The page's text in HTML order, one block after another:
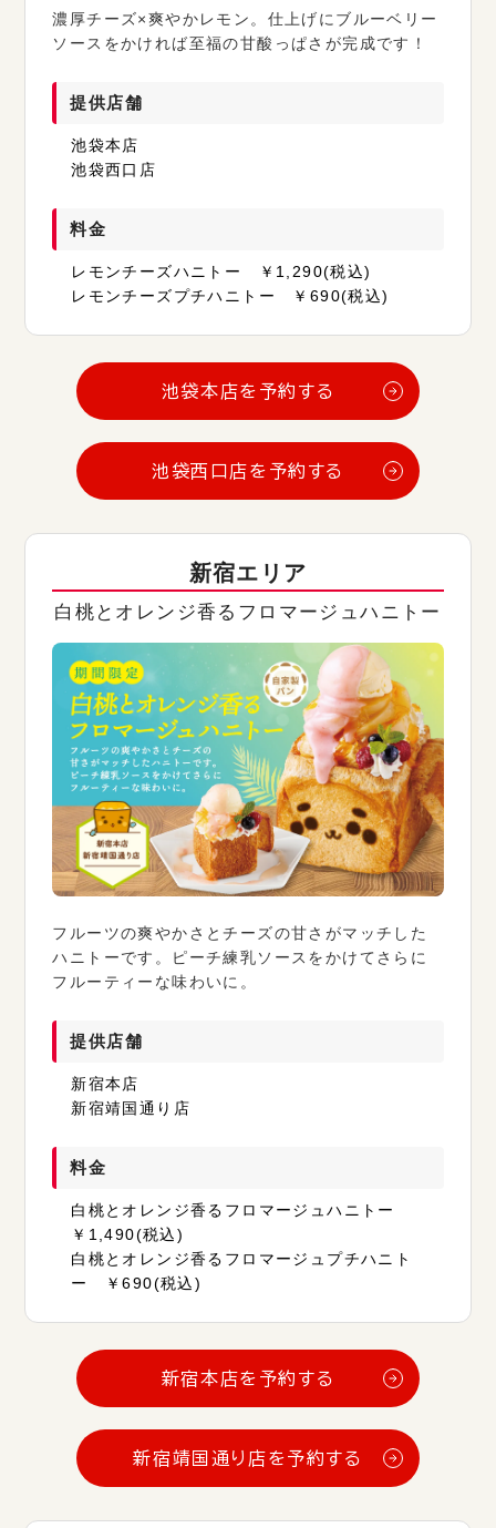
濃厚チーズ×爽やかレモン。仕上げにブルーベリー
ソースをかければ至福の甘酸っぱさが完成です！
提供店舗
池袋本店
池袋西口店
料金
レモンチーズハニトー ￥1,290(税込)
レモンチーズプチハニトー ￥690(税込)
池袋本店を予約する
池袋西口店を予約する
新宿エリア
白桃とオレンジ香るフロマージュハニトー
フルーツの爽やかさとチーズの甘さがマッチした
ハニトーです。ピーチ練乳ソースをかけてさらに
フルーティーな味わいに。
提供店舗
新宿本店
新宿靖国通り店
料金
白桃とオレンジ香るフロマージュハニトー
￥1,490(税込)
白桃とオレンジ香るフロマージュプチハニト
ー ￥690(税込)
新宿本店を予約する
新宿靖国通り店を予約する